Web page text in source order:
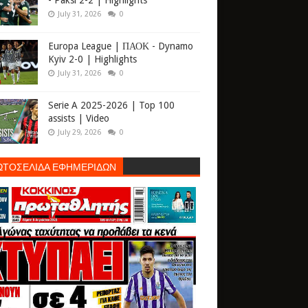
July 31, 2026 0
Europa League | ΠΑΟΚ - Dynamo
Kyiv 2-0 | Highlights
July 31, 2026 0
Serie A 2025-2026 | Top 100
assists | Video
July 29, 2026 0
ΕΦΗΜΕΡΙΔΩΝ